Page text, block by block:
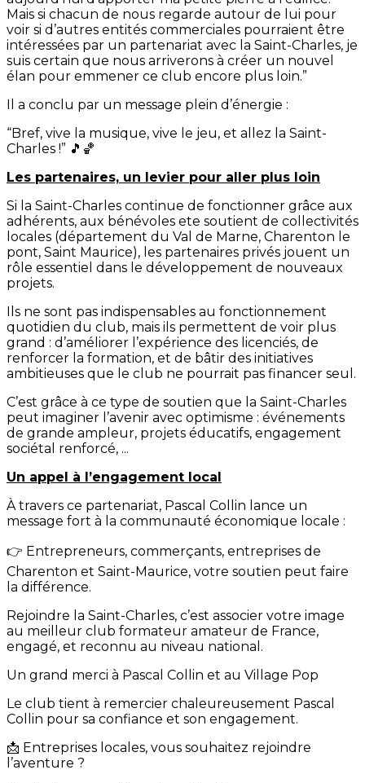
Mais si chacun de nous regarde autour de lui pour
voir si d’autres entités commerciales pourraient être
intéressées par un partenariat avec la Saint-Charles, je
suis certain que nous arriverons à créer un nouvel
élan pour emmener ce club encore plus loin.”
Il a conclu par un message plein d’énergie :
“Bref, vive la musique, vive le jeu, et allez la Saint-
Charles !” 🎵🏀
Les partenaires, un levier pour aller plus loin
Si la Saint-Charles continue de fonctionner grâce aux
adhérents, aux bénévoles ete soutient de collectivités
locales (département du Val de Marne, Charenton le
pont, Saint Maurice), les partenaires privés jouent un
rôle essentiel dans le développement de nouveaux
projets.
Ils ne sont pas indispensables au fonctionnement
quotidien du club, mais ils permettent de voir plus
grand : d’améliorer l’expérience des licenciés, de
renforcer la formation, et de bâtir des initiatives
ambitieuses que le club ne pourrait pas financer seul.
C’est grâce à ce type de soutien que la Saint-Charles
peut imaginer l’avenir avec optimisme : événements
de grande ampleur, projets éducatifs, engagement
sociétal renforcé, ...
Un appel à l’engagement local
À travers ce partenariat, Pascal Collin lance un
message fort à la communauté économique locale :
👉 Entrepreneurs, commerçants, entreprises de
Charenton et Saint-Maurice, votre soutien peut faire
la différence.
Rejoindre la Saint-Charles, c’est associer votre image
au meilleur club formateur amateur de France,
engagé, et reconnu au niveau national.
Un grand merci à Pascal Collin et au Village Pop
Le club tient à remercier chaleureusement Pascal
Collin pour sa confiance et son engagement.
📩 Entreprises locales, vous souhaitez rejoindre
l’aventure ?